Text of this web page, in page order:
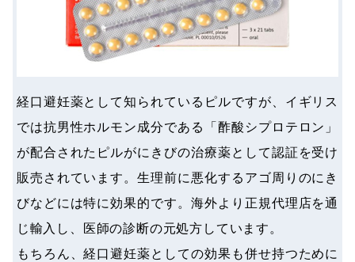
経口避妊薬として知られているピルですが、イギリス
では抗男性ホルモン成分である「酢酸シプロテロン」
が配合されたピルがにきびの治療薬として認証を受け
販売されています。生理前に悪化するアゴ周りのにき
びなどには特に効果的です。海外より正規代理店を通
じ輸入し、医師の診断の元処方しています。
もちろん、経口避妊薬としての効果も併せ持つために